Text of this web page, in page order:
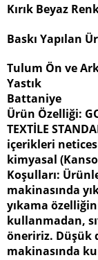
Kırık Beyaz
Baskı Yapılan
Tulum Ön ve
Yastık
Battaniye
Ürün Özelliği:
TEXTİLE
içerikleri
kimyasal
Koşulları:
makinasında
yıkama özelliğini
kullanmadan,
öneririz. Düşük
makinasında